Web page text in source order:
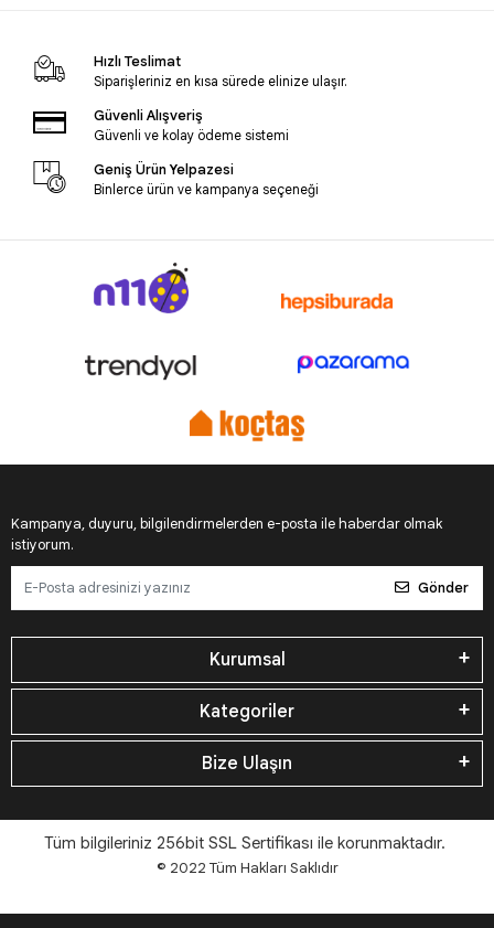
Hızlı Teslimat
Siparişleriniz en kısa sürede elinize ulaşır.
Güvenli Alışveriş
Güvenli ve kolay ödeme sistemi
Geniş Ürün Yelpazesi
Binlerce ürün ve kampanya seçeneği
Kampanya, duyuru, bilgilendirmelerden e-posta ile haberdar olmak
istiyorum.
Gönder
Kurumsal
Kategoriler
Bize Ulaşın
Tüm bilgileriniz 256bit SSL Sertifikası ile korunmaktadır.
© 2022 Tüm Hakları Saklıdır